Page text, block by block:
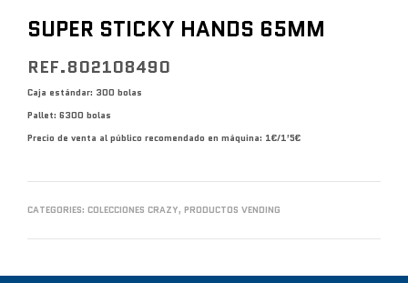
SUPER STICKY HANDS 65MM
REF.802108490
Caja estándar: 300 bolas
Pallet: 6300 bolas
Precio de venta al público recomendado en máquina: 1€/1’5€
CATEGORIES: COLECCIONES CRAZY, PRODUCTOS VENDING